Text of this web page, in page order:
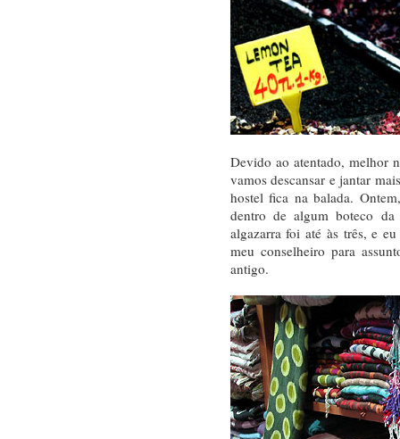
Devido ao atentado, melhor
vamos descansar e jantar
hostel fica na balada.
dentro de algum boteco
algazarra foi até às três, e
meu conselheiro para
antigo.